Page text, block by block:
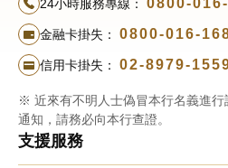
24小時服務專線： 0800-
金融卡掛失： 0800-016-
信用卡掛失： 02-8979-
※ 近來有不明人士偽冒本行名義進
通知，請務必向本行查證。
支援服務